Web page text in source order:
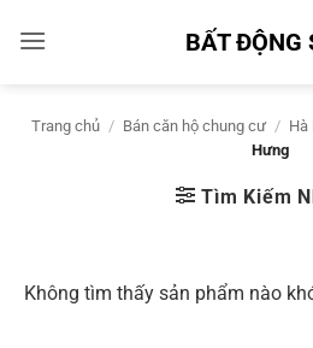
qua
BẤT ĐỘNG
Trang chủ / Bán căn hộ chung cư / Hà
Hưng
Tìm Kiếm
Không tìm thấy sản phẩm nào